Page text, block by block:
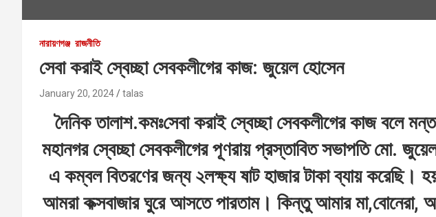
নারায়ণগঞ্জ রাজনীতি
সেবা করাই স্বেচ্ছা সেবকলীগের কাজ: জুয়েল হোসেন
January 20, 2024 talas
দৈনিক তালাশ.কমঃসেবা করাই স্বেচ্ছা সেবকলীগের কাজ বলে
মহানগর স্বেচ্ছা সেবকলীগের পূণরায় প্রস্তাবিত সভাপতি মো.
এ কম্বল বিতরণের জন্য ২লক্ষ্য ষাট হাজার টাকা ব্যায় করেছি।
আমরা কক্সবাজার ঘুরে আসতে পারতাম। কিন্তু আমার মা,বোনেরা,